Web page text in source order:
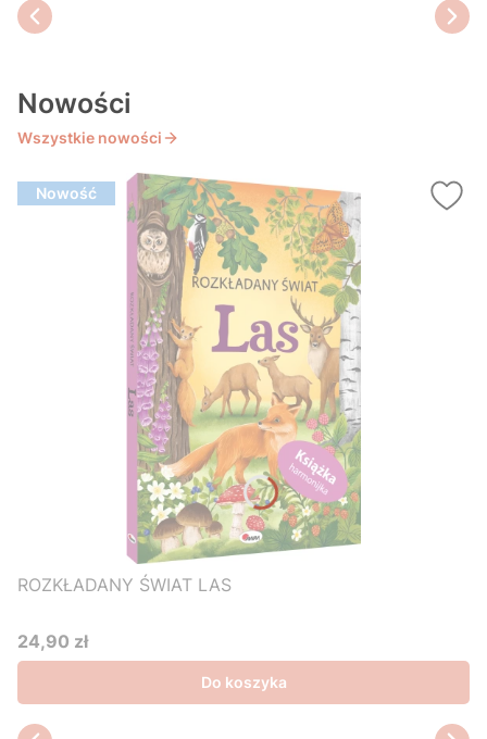
Nowości
Wszystkie nowości
Nowość
ROZKŁADANY ŚWIAT LAS
Cena
24,90 zł
Do koszyka